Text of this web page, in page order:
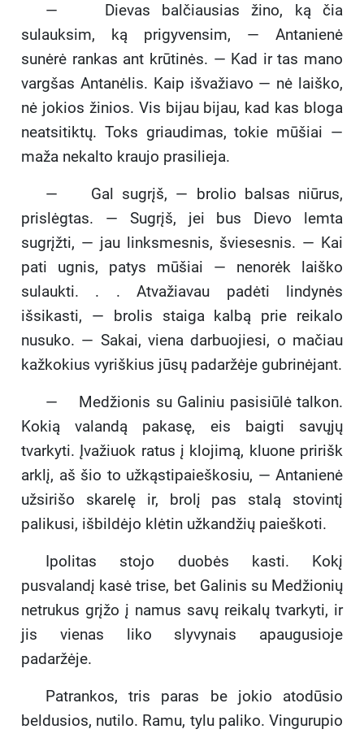
— Dievas balčiausias žino, ką čia
sulauksim, ką prigyvensim, — Antanienė
sunėrė rankas ant krūtinės. — Kad ir tas mano
vargšas Antanėlis. Kaip išvažiavo — nė laiško,
nė jokios žinios. Vis bijau bijau, kad kas bloga
neatsitiktų. Toks griaudimas, tokie mūšiai —
maža nekalto kraujo prasilieja.
— Gal sugrįš, — brolio balsas niūrus,
prislėgtas. — Sugrįš, jei bus Dievo lemta
sugrįžti, — jau linksmesnis, šviesesnis. — Kai
pati ugnis, patys mūšiai — nenorėk laiško
sulaukti. . . Atvažiavau padėti lindynės
išsikasti, — brolis staiga kalbą prie reikalo
nusuko. — Sakai, viena darbuojiesi, o mačiau
kažkokius vyriškius jūsų padaržėje gubrinėjant.
— Medžionis su Galiniu pasisiūlė talkon.
Kokią valandą pakasę, eis baigti savųjų
tvarkyti. Įvažiuok ratus į klojimą, kluone pririšk
arklį, aš šio to užkąstipaieškosiu, — Antanienė
užsirišo skarelę ir, brolį pas stalą stovintį
palikusi, išbildėjo klėtin užkandžių paieškoti.
Ipolitas stojo duobės kasti. Kokį
pusvalandį kasė trise, bet Galinis su Medžionių
netrukus grįžo į namus savų reikalų tvarkyti, ir
jis vienas liko slyvynais apaugusioje
padaržėje.
Patrankos, tris paras be jokio atodūsio
beldusios, nutilo. Ramu, tylu paliko. Vingurupio